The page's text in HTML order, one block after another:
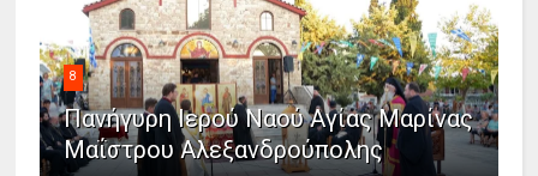
8
Πανήγυρη Ιερού Ναού Αγίας Μαρίνας
Μαΐστρου Αλεξανδρούπολης